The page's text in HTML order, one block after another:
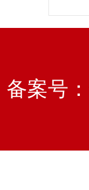
备案号：